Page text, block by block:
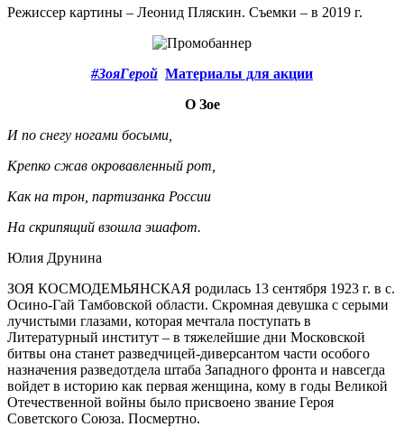
Режиссер картины – Леонид Пляскин. Съемки – в 2019 г.
#ЗояГерой Материалы для акции
О Зое
И по снегу ногами босыми,
Крепко сжав окровавленный рот,
Как на трон, партизанка России
На скрипящий взошла эшафот.
Юлия Друнина
ЗОЯ КОСМОДЕМЬЯНСКАЯ родилась 13 сентября 1923 г. в с.
Осино-Гай Тамбовской области. Скромная девушка с серыми
лучистыми глазами, которая мечтала поступать в
Литературный институт – в тяжелейшие дни Московской
битвы она станет разведчицей-диверсантом части особого
назначения разведотдела штаба Западного фронта и навсегда
войдет в историю как первая женщина, кому в годы Великой
Отечественной войны было присвоено звание Героя
Советского Союза. Посмертно.